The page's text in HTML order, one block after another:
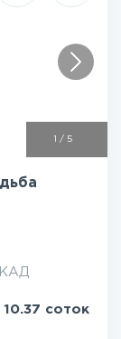
/ 5
10.37 соток